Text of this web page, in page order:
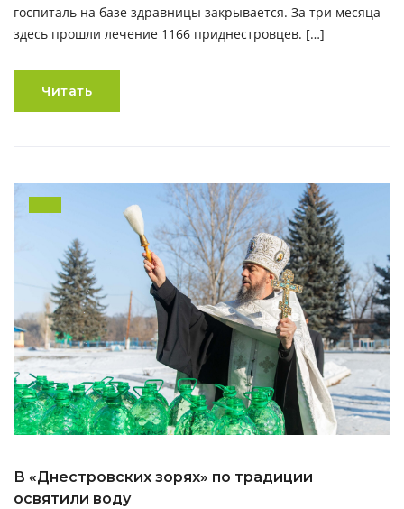
госпиталь на базе здравницы закрывается. За три месяца
здесь прошли лечение 1166 приднестровцев. […]
Читать
В «Днестровских зорях» по традиции
освятили воду